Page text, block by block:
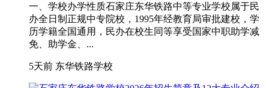
一、学校办学性质石家庄东华铁路中等专业学校属于民
办全日制正规中专院校，1995年经教育局审批建校，学
历学籍全国通用，民办在校生同等享受国家中职助学减
免、助学金、...
5天前 东华铁路学校